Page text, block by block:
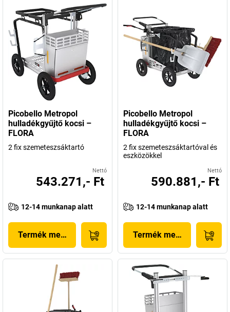
Picobello Metropol
hulladékgyűjtő kocsi –
FLORA
2 fix szemeteszsáktartó
Nettó
543.271,- Ft
12-14 munkanap alatt
Termék megjelenítése
Picobello Metropol
hulladékgyűjtő kocsi –
FLORA
2 fix szemeteszsáktartóval és
eszközökkel
Nettó
590.881,- Ft
12-14 munkanap alatt
Termék megjelenítése